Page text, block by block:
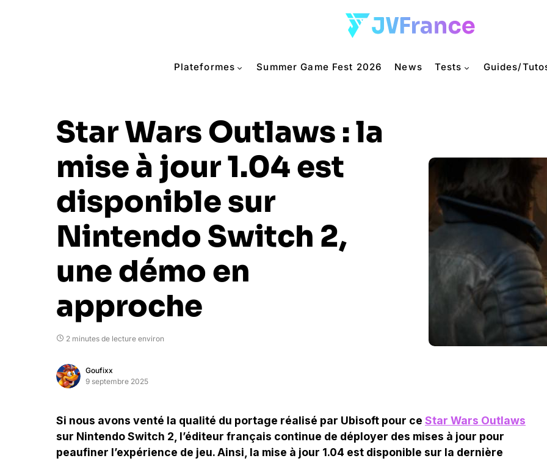
Plateformes Summer Game Fest 2026 News Tests Guides/
Star Wars Outlaws : la
mise à jour 1.04 est
disponible sur
Nintendo Switch 2,
une démo en
approche
2 minutes de lecture environ
Goufixx
9 septembre 2025
Si nous avons venté la qualité du portage réalisé par Ubisoft pour ce Star Wars Outlaws
sur Nintendo Switch 2, l’éditeur français continue de déployer des mises à jour pour
peaufiner l’expérience de jeu. Ainsi, la mise à jour 1.04 est disponible sur la dernière